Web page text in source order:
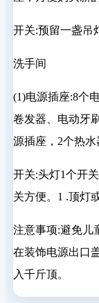
开关:预留一盏吊
洗手间
(1)电源插座:8个
卷发器、电动牙
源插座，2个热水
开关:头灯1个开
关方便。1 .顶灯
注意事项:避免儿
在装饰电源出口
入千斤顶。